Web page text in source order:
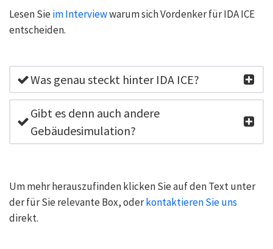
Lesen Sieim Interviewwarum sich Vordenker für IDA ICE
entscheiden.
Was genau steckt hinter IDA ICE?
Bei der IDA ICE-Simulation ist es sogar möglich das
Gebäude, die Anlage, die Lüftungsanlage und die
Regelungen extrem realitätsnah und gekoppelt zu
Parametereinstellungen wie Luftwechsel oder interne
Lasten gemäss der Norm angepasst.
Gibt es denn auch andere
Gebäudesimulation?
anzutreffen. Oft mit dem Zusatz, dass die Simulation
gemäß einer Norm erfolgt.
Um mehr herauszufinden klicken Sie auf den Text unter
der für Sie relevante Box, oderkontaktieren Sie uns
direkt.